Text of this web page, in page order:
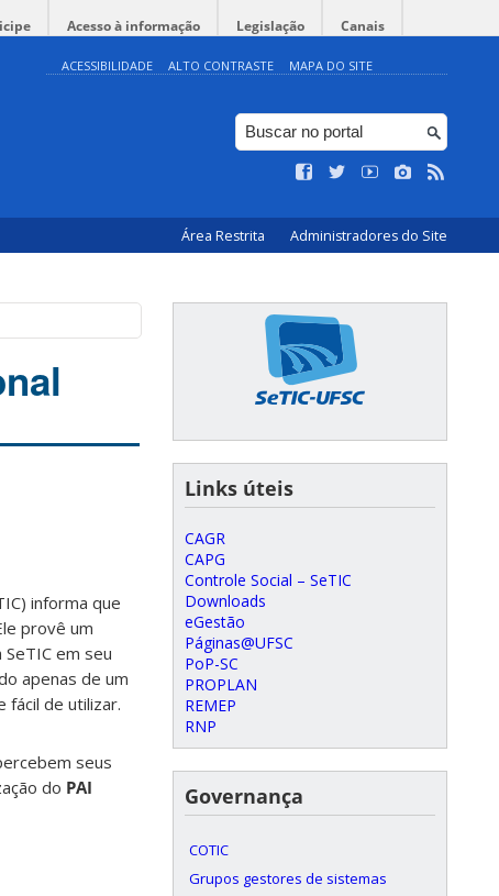
Acesso à informação Legislação Canais
ACESSIBILIDADE ALTO CONTRASTE MAPA DO SITE
Área Restrita Administradores do Site
informa que
provê um
em seu
apenas de um
fácil de utilizar.
seus
do PAI
Links úteis
CAGR
CAPG
Controle Social – SeTIC
Downloads
eGestão
Páginas@UFSC
PoP-SC
PROPLAN
REMEP
RNP
Governança
COTIC
Grupos gestores de sistemas